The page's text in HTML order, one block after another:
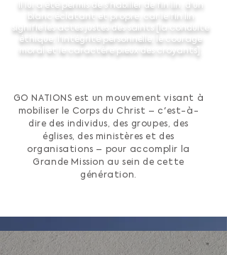
Il lui a été permis de s'habiller de fin lin, d'un
blanc éclatant et propre, car le fin lin
signifie les actes justes des saints [la conduite
éthique, l'intégrité personnelle, le courage
moral et le caractère pieux des croyants].
GO NATIONS est un mouvement visant à
mobiliser le Corps du Christ – c'est-à-
dire des individus, des groupes, des
églises, des ministères et des
organisations – pour accomplir la
Grande Mission au sein de cette
génération.